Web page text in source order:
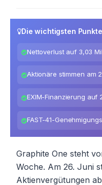
Die wichtigsten
Nettoverlust auf 3,03
Aktionäre stimmen am
EXIM-Finanzierung auf
FAST-41-
Graphite One steht
Woche. Am 26. Juni
Aktienvergütungen